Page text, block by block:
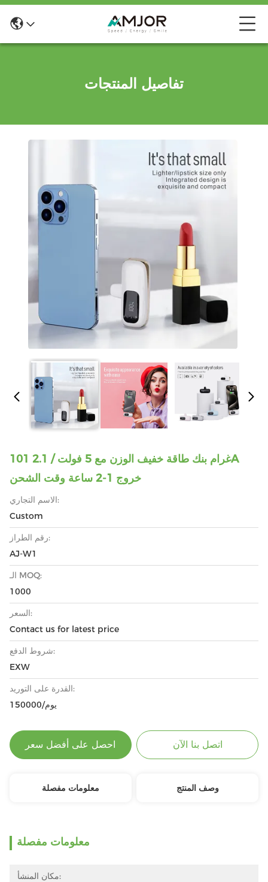
تفاصيل المنتجات
101 غرام بنك طاقة خفيف الوزن مع 5 فولت / 2.1A
خروج 1-2 ساعة وقت الشحن
الاسم التجاري:
Custom
رقم الطراز:
AJ-W1
الـ MOQ:
1000
السعر:
Contact us for latest price
شروط الدفع:
EXW
القدرة على التوريد:
150000/يوم
احصل على أفضل سعر اتصل بنا الآن
معلومات مفصلة وصف المنتج
معلومات مفصلة
مكان المنشأ: